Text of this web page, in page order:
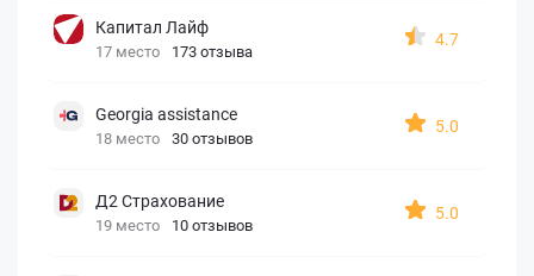
Капитал Лайф
17 место 173 отзыва
4.7
Georgia assistance
18 место 30 отзывов
5.0
Д2 Страхование
19 место 10 отзывов
5.0